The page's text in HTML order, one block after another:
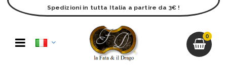
0
Spedizioni in tutta Italia a partire da 3€ !